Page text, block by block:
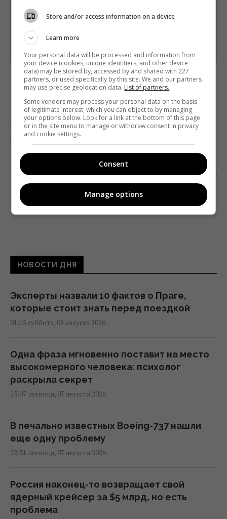
Предоставлено SendPulse
загрузка...
Предыдущий пост
НОВАЯ ОГРОМНАЯ УТЕЧКА: В СВОБОДНОМ
ДОСТУПЕ ОКАЗАЛИСЬ ДАННЫЕ МИЛЛИОНОВ
Следующий пост
ДЕВУШКИ НЕ ПРОСТЯТ: ЗВЕЗДА СЕРИАЛА
«СТОМАТОЛОГ» ЖЕНИЛСЯ
НОВОСТИ ДНЯ
Эксперты назвали 10 фактов о Праге,
которые стоит знать перед поездкой
01:15 суббота, 08 августа 2026
Одна фраза мгновенно поставит на место
высокомерного человека: психолог
раскрыла секрет
23:07 пятница, 07 августа 2026
В печально известных Boeing-737 нашли
еще одну проблему
22:31 пятница, 07 августа 2026
Россия наконец-то возвращает свой
ядерный крейсер за $5 млрд, но есть
проблема
Store and/or access information on a device
Learn more
Your personal data will be processed and information from
your device (cookies, unique identifiers, and other device
data) may be stored by, accessed by and shared with 227
partners, or used specifically by this site. We and our partners
may use precise geolocation data. List of partners.
Some vendors may process your personal data on the basis
of legitimate interest, which you can object to by managing
your options below. Look for a link at the bottom of this page
or in the site menu to manage or withdraw consent in privacy
and cookie settings.
Consent
Manage options